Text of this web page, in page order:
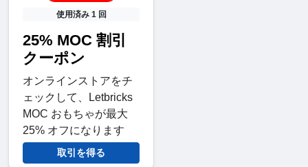
使用済み 1 回
25% MOC 割引
クーポン
オンラインストアをチ
ェックして、Letbricks
MOC おもちゃが最大
25% オフになります
取引を得る